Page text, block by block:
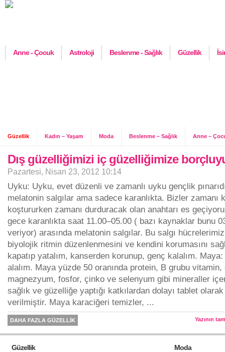
Anne - Çocuk Astroloji Beslenme - Sağlık Güzellik
Güzellik Kadın – Yaşam Moda Beslenme – Sağlık Anne –
Dış güzelliğimizi iç güzelliğimize
Pazartesi, Nisan 23, 2012 10:14
Uyku: Uyku, evet düzenli ve zamanlı uyku gençlik
melatonin salgılar ama sadece karanlıkta. Bizler zamanı
koştururken zamanı durduracak olan anahtarı es
gece karanlıkta saat 11.00–05.00 ( bazı kaynaklar bunu
veriyor) arasında melatonin salgılar. Bu salgı
biyolojik ritmin düzenlenmesini ve kendini korumasını
kapatıp yatalım, kanserden korunup, genç kalalım.
alalım. Maya yüzde 50 oranında protein, B grubu
magnezyum, fosfor, çinko ve selenyum gibi mineraller
sağlık ve güzelliğe yaptığı katkılardan dolayı tablet
verilmiştir. Maya karaciğeri temizler, ...
DAHA FAZLA GÜZELLIK Yazının
Güzellik
Moda